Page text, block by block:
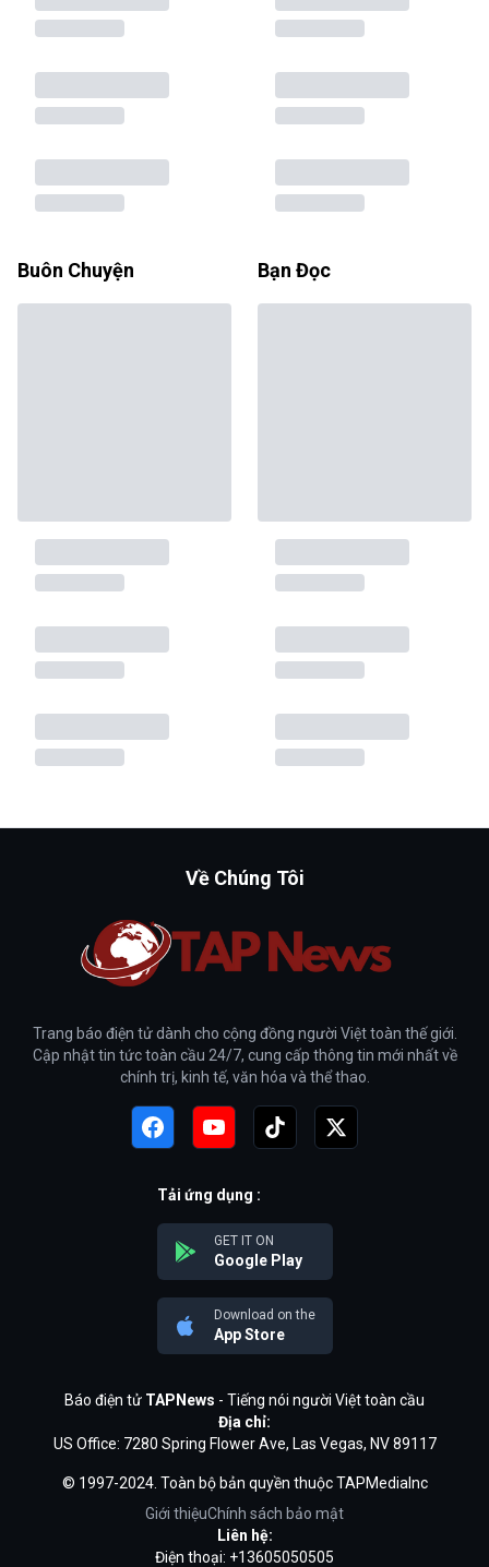
Buôn Chuyện Bạn Đọc
Về Chúng Tôi
Trang báo điện tử dành cho cộng đồng người Việt toàn thế giới.
Cập nhật tin tức toàn cầu 24/7, cung cấp thông tin mới nhất về
chính trị, kinh tế, văn hóa và thể thao.
Tải ứng dụng :
GET IT ON
Google Play
Download on the
App Store
Báo điện tử TAPNews - Tiếng nói người Việt toàn cầu
Địa chỉ:
US Office: 7280 Spring Flower Ave, Las Vegas, NV 89117
© 1997-2024. Toàn bộ bản quyền thuộc TAPMediaInc
Giới thiệuChính sách bảo mật
Liên hệ:
Điện thoại: +13605050505